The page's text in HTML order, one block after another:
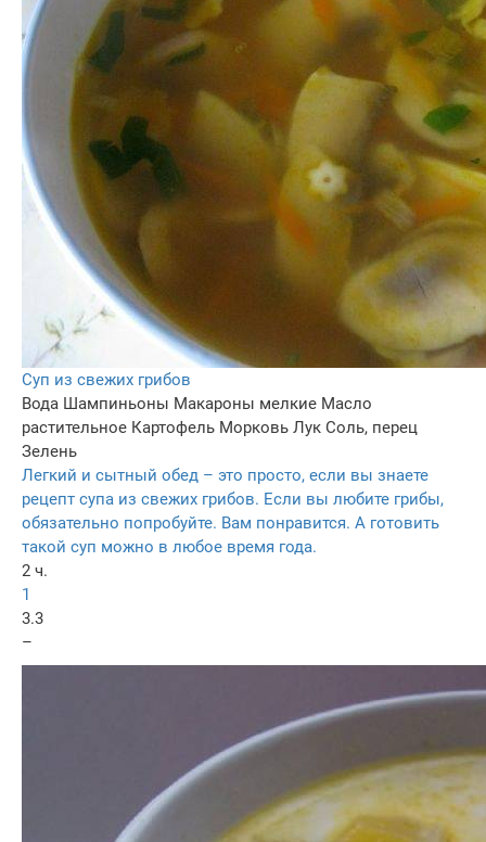
Суп из свежих грибов
Вода Шампиньоны Макароны мелкие Масло
растительное Картофель Морковь Лук Соль, перец
Зелень
Легкий и сытный обед – это просто, если вы знаете
рецепт супа из свежих грибов. Если вы любите грибы,
обязательно попробуйте. Вам понравится. А готовить
такой суп можно в любое время года.
2 ч.
1
3.3
–